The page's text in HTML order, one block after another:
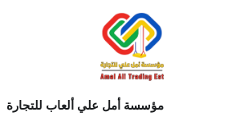
مؤسسة أمل علي ألعاب للتجارة